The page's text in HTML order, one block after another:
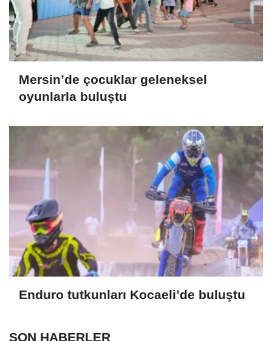
Mersin’de çocuklar geleneksel
oyunlarla buluştu
Enduro tutkunları Kocaeli’de buluştu
SON HABERLER